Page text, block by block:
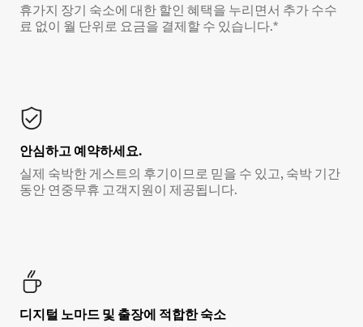
휴가지 장기 숙소에 대한 할인 혜택을 누리면서 추가 수수
료 없이 월 단위로 요금을 결제할 수 있습니다.*
안심하고 예약하세요.
실제 숙박한 게스트의 후기이므로 믿을 수 있고, 숙박 기간
동안 연중무휴 고객지원이 제공됩니다.
디지털 노마드 및 출장에 적합한 숙소